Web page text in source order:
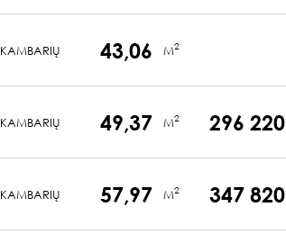
KAMBARIŲ 43,06 M2
KAMBARIŲ 49,37 M2 296 220
KAMBARIŲ 57,97 M2 347 820